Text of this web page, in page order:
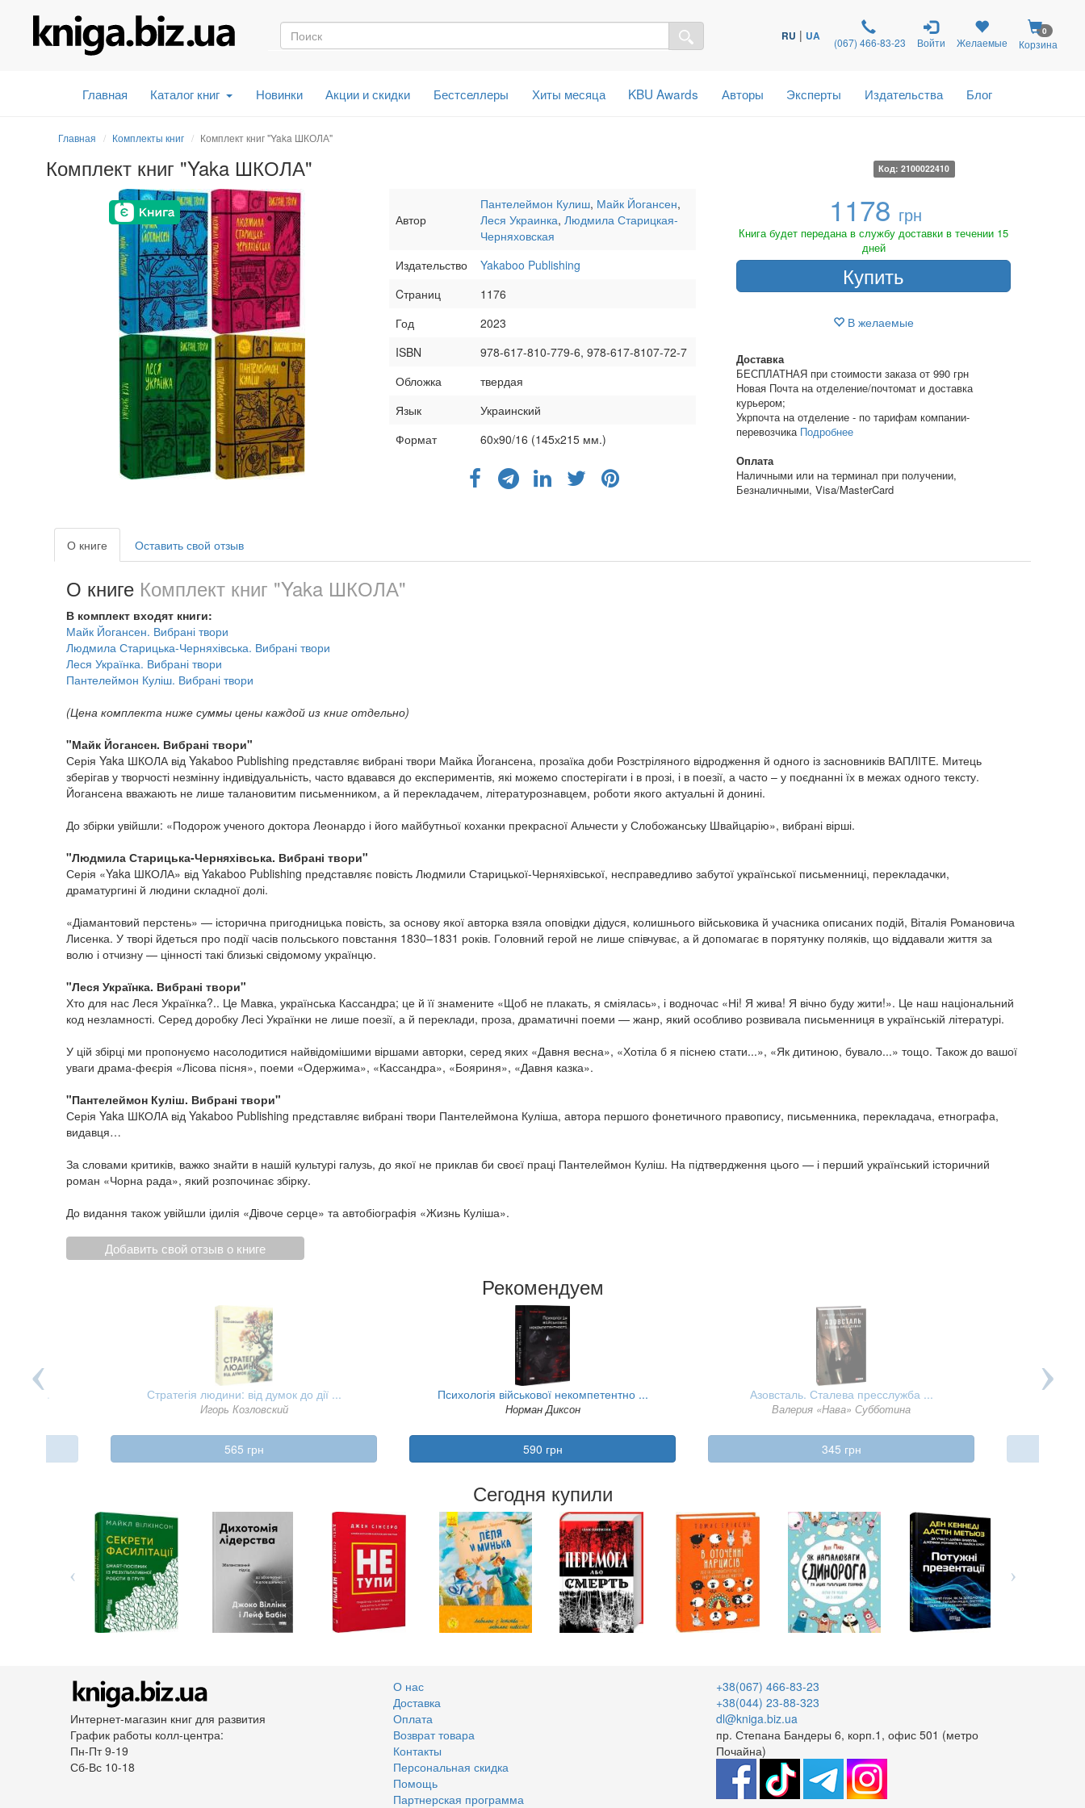
RU | UA (067) 466-83-23 Войти Желаемые
0
Корзина
Главная Каталог книг Новинки Акции и скидки Бестселлеры Хиты месяца KBU Awards Авторы Эксперты Издательства Блог
Главная Комплекты книг Комплект книг "Yaka ШКОЛА"
Комплект книг "Yaka ШКОЛА" Код: 2100022410
1178 грн
Книга будет передана в службу доставки в течении 15
дней
Купить
В желаемые
Доставка
БЕСПЛАТНАЯ при стоимости заказа от 990 грн
Новая Почта на отделение/почтомат и доставка
курьером;
Укрпочта на отделение - по тарифам компании-
перевозчика Подробнее
Оплата
Наличными или на терминал при получении,
Безналичными, Visa/MasterCard
Автор
Пантелеймон Кулиш, Майк Йогансен,
Леся Украинка, Людмила Старицкая-
Черняховская
Издательство
Yakaboo Publishing
Cтраниц
1176
Год
2023
ISBN
978-617-810-779-6, 978-617-8107-72-7
Обложка
твердая
Язык
Украинский
Формат
60х90/16 (145х215 мм.)
О книге Оставить свой отзыв
О книге Комплект книг "Yaka ШКОЛА"
В комплект входят книги:
Майк Йогансен. Вибрані твори
Людмила Старицька-Черняхівська. Вибрані твори
Леся Українка. Вибрані твори
Пантелеймон Куліш. Вибрані твори
(Цена комплекта ниже суммы цены каждой из книг отдельно)
"Майк Йогансен. Вибрані твори"
Серія Yaka ШКОЛА від Yakaboo Publishing представляє вибрані твори Майка Йогансена, прозаїка доби Розстріляного відродження й одного із засновників ВАПЛІТЕ. Митець
зберігав у творчості незмінну індивідуальність, часто вдавався до експериментів, які можемо спостерігати і в прозі, і в поезії, а часто – у поєднанні їх в межах одного тексту.
Йогансена вважають не лише талановитим письменником, а й перекладачем, літературознавцем, роботи якого актуальні й донині.
До збірки увійшли: «Подорож ученого доктора Леонардо і його майбутньої коханки прекрасної Альчести у Слобожанську Швайцарію», вибрані вірші.
"Людмила Старицька-Черняхівська. Вибрані твори"
Серія «Yaka ШКОЛА» від Yakaboo Publishing представляє повість Людмили Старицької-Черняхівської, несправедливо забутої української письменниці, перекладачки,
драматургині й людини складної долі.
«Діамантовий перстень» — історична пригодницька повість, за основу якої авторка взяла оповідки дідуся, колишнього військовика й учасника описаних подій, Віталія Романовича
Лисенка. У творі йдеться про події часів польського повстання 1830–1831 років. Головний герой не лише співчуває, а й допомагає в порятунку поляків, що віддавали життя за
волю і отчизну — цінності такі близькі свідомому українцю.
"Леся Українка. Вибрані твори"
Хто для нас Леся Українка?.. Це Мавка, українська Кассандра; це й її знамените «Щоб не плакать, я сміялась», і водночас «Ні! Я жива! Я вічно буду жити!». Це наш національний
код незламності. Серед доробку Лесі Українки не лише поезії, а й переклади, проза, драматичні поеми — жанр, який особливо розвивала письменниця в українській літературі.
У цій збірці ми пропонуємо насолодитися найвідомішими віршами авторки, серед яких «Давня весна», «Хотіла б я піснею стати...», «Як дитиною, бувало...» тощо. Також до вашої
уваги драма-феєрія «Лісова пісня», поеми «Одержима», «Кассандра», «Бояриня», «Давня казка».
"Пантелеймон Куліш. Вибрані твори"
Серія Yaka ШКОЛА від Yakaboo Publishing представляє вибрані твори Пантелеймона Куліша, автора першого фонетичного правопису, письменника, перекладача, етнографа,
видавця…
За словами критиків, важко знайти в нашій культурі галузь, до якої не приклав би своєї праці Пантелеймон Куліш. На підтвердження цього — і перший український історичний
роман «Чорна рада», який розпочинає збірку.
До видання також увійшли ідилія «Дівоче серце» та автобіографія «Жизнь Куліша».
Добавить свой отзыв о книге
Рекомендуем
про б ... Стратегія людини: від думок до дії ...
Игорь Козловский
565 грн
Психологія військової некомпетентно ...
Норман Диксон
590 грн
Азовсталь. Сталева пресслужба ...
Валерия «Нава» Субботина
345 грн
Сегодня купили
Интернет-магазин книг для развития
График работы колл-центра:
Пн-Пт 9-19
Сб-Вс 10-18
О нас
Доставка
Оплата
Возврат товара
Контакты
Персональная скидка
Помощь
Партнерская программа
+38(067) 466-83-23
+38(044) 23-88-323
dl@kniga.biz.ua
пр. Степана Бандеры 6, корп.1, офис 501 (метро
Почайна)